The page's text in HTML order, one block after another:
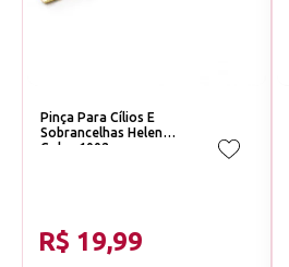
Pinça Para Cílios E
Sobrancelhas Helen
Color 1002
R$ 19,99